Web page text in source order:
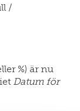
/
%) är nu
Datum för